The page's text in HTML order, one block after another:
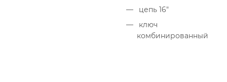
цепь 16"
ключ
комбинированный